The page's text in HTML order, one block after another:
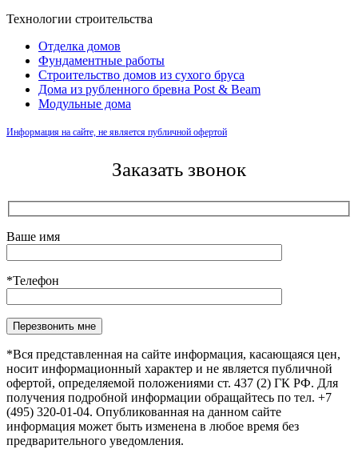
Технологии строительства
Отделка домов
Фундаментные работы
Строительство домов из сухого бруса
Дома из рубленного бревна Post & Beam
Модульные дома
Информация на сайте, не является публичной офертой
Заказать звонок
Ваше имя
*Телефон
Оставьте это поле пустым.
*Вся представленная на сайте информация, касающаяся цен,
носит информационный характер и не является публичной
офертой, определяемой положениями ст. 437 (2) ГК РФ. Для
получения подробной информации обращайтесь по тел. +7
(495) 320-01-04. Опубликованная на данном сайте
информация может быть изменена в любое время без
предварительного уведомления.